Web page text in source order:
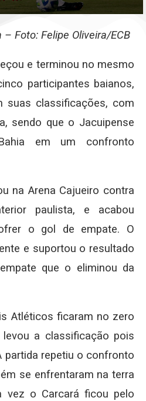
Foto: Felipe Oliveira/ECB
e terminou no mesmo
participantes baianos,
suas classificações, com
sendo que o Jacuipense
em um confronto
na Arena Cajueiro contra
paulista, e acabou
o gol de empate. O
e suportou o resultado
que o eliminou da
Atléticos ficaram no zero
a classificação pois
partida repetiu o confronto
se enfrentaram na terra
vez o Carcará ficou pelo